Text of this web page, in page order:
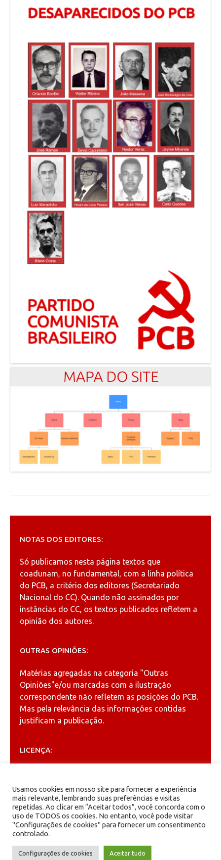
NOTAS DOS EDITORES:
Só publicamos nesta página textos que
coadunam, no fundamental, com a linha política
do PCB, a critério dos editores (Secretariado
Nacional do CC). Quando não assinados por
instâncias do CC, os textos publicados refletem a
opinião dos autores.
OUTRAS OPINIÕES:
Matérias agregadas na categoria "Outras
Opiniões"e/ou marcadas com a ilustração
correspondente não refletem as posições do PCB.
Mas pela relevância das informações contidas
justificam a publicação.
LICENÇA:
Creative Commons
ARQUIVOS
Arquivos
Usamos cookies em nosso site para fornecer a experiência
mais relevante, lembrando suas preferências e visitas
repetidas. Ao clicar em “Aceitar todos”, você concorda com o
uso de TODOS os cookies. No entanto, você pode visitar
"Configurações de cookies" para fornecer um consentimento
controlado.
Configurações de cookies Aceitar tudo